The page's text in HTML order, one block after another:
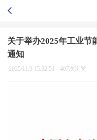
关于举办2025年工业节
通知
2025/11/3 15:32:51 407次浏览